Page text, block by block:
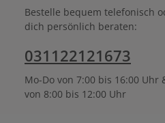
Bestelle bequem telefonisch
dich persönlich beraten:
031122121673
Mo-Do von 7:00 bis 16:00 Uhr
von 8:00 bis 12:00 Uhr